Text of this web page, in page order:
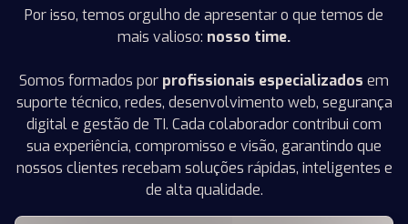
Por isso, temos orgulho de apresentar o que temos de
mais valioso: nosso time.
Somos formados por profissionais especializados em
suporte técnico, redes, desenvolvimento web, segurança
digital e gestão de TI. Cada colaborador contribui com
sua experiência, compromisso e visão, garantindo que
nossos clientes recebam soluções rápidas, inteligentes e
de alta qualidade.